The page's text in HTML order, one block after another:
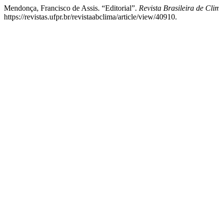
Mendonça, Francisco de Assis. “Editorial”. Revista Brasileira de
https://revistas.ufpr.br/revistaabclima/article/view/40910.